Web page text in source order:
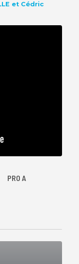
et Cédric
PRO A